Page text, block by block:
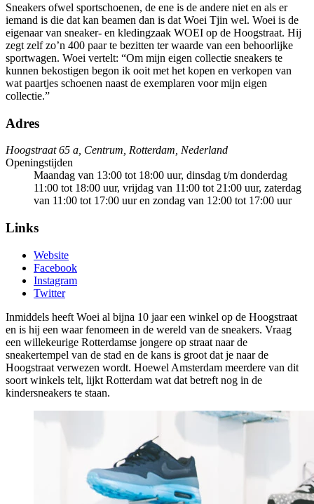
Sneakers ofwel sportschoenen, de ene is de andere niet en als er
iemand is die dat kan beamen dan is dat Woei Tjin wel. Woei is de
eigenaar van sneaker- en kledingzaak WOEI op de Hoogstraat. Hij
zegt zelf zo’n 400 paar te bezitten ter waarde van een behoorlijke
sportwagen. Woei vertelt: “Om mijn eigen collectie sneakers te
kunnen bekostigen begon ik ooit met het kopen en verkopen van
wat paartjes schoenen naast de exemplaren voor mijn eigen
collectie.”
Adres
Hoogstraat 65 a, Centrum, Rotterdam, Nederland
Openingstijden
Maandag van 13:00 tot 18:00 uur, dinsdag t/m donderdag
11:00 tot 18:00 uur, vrijdag van 11:00 tot 21:00 uur, zaterdag
van 11:00 tot 17:00 uur en zondag van 12:00 tot 17:00 uur
Links
Website
Facebook
Instagram
Twitter
Inmiddels heeft Woei al bijna 10 jaar een winkel op de Hoogstraat
en is hij een waar fenomeen in de wereld van de sneakers. Vraag
een willekeurige Rotterdamse jongere op straat naar de
sneakertempel van de stad en de kans is groot dat je naar de
Hoogstraat verwezen wordt. Hoewel Amsterdam meerdere van dit
soort winkels telt, lijkt Rotterdam wat dat betreft nog in de
kindersneakers te staan.